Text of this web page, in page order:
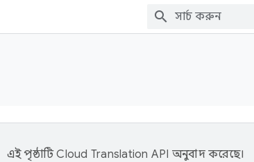
এই পৃষ্ঠাটিCloud Translation API অনুবাদ করেছে।